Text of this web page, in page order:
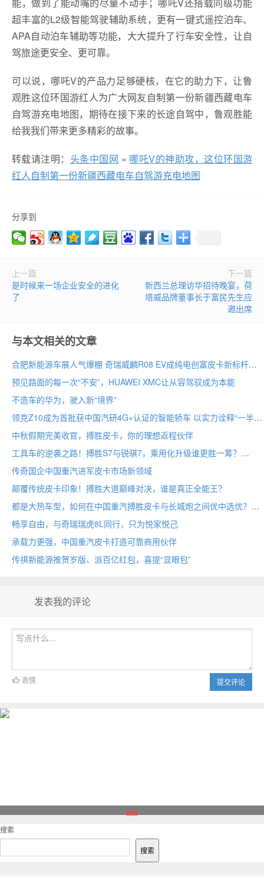
超丰富的L2级智能驾驶辅助系统，更有一键式遥控泊车、
APA自动泊车辅助等功能，大大提升了行车安全性，让自
驾旅途更安全、更可靠。
可以说，哪吒V的产品力足够硬核，在它的助力下，让鲁
观胜这位环国游红人为广大网友自制第一份新疆西藏电车
自驾游充电地图，期待在接下来的长途自驾中，鲁观胜能
给我我们带来更多精彩的故事。
转载请注明： 头条中国网 » 哪吒V的神助攻，这位环国游
红人自制第一份新疆西藏电车自驾游充电地图
分享到
上一篇
是时候来一场企业安全的进化
了
下一篇
新西兰总理访华招待晚宴，荷
塔威品牌董事长于富民先生应
邀出席
与本文相关的文章
合肥新能源车展人气爆棚 奇瑞威麟R08 EV成纯电创富皮卡新标杆
预见路面的每一次“不安”，HUAWEI XMC让从容驾驭成为本能
不造车的华为，驶入新“境界”
领克Z10成为首批获中国汽研4G+认证的智能轿车 以实力诠释“一半最强大脑 一半百万超跑”
中秋假期完美收官，搏胜皮卡，你的理想返程伙伴
工具车的逆袭之路！搏胜S7与锐骐7，乘用化升级谁更胜一筹？
传奇国企中国重汽进军皮卡市场新领域
颠覆传统皮卡印象！搏胜大道巅峰对决，谁是真正全能王？
都是大热车型，如何在中国重汽搏胜皮卡与长城炮之间优中选优？
畅享自由，与奇瑞瑞虎8L同行，只为悦家悦己
承载力更强，中国重汽皮卡打造可靠商用伙伴
传祺新能源推贺岁版、派百亿红包，喜提“显眼包”
发表我的评论
提交评论
表情
搜索
搜索